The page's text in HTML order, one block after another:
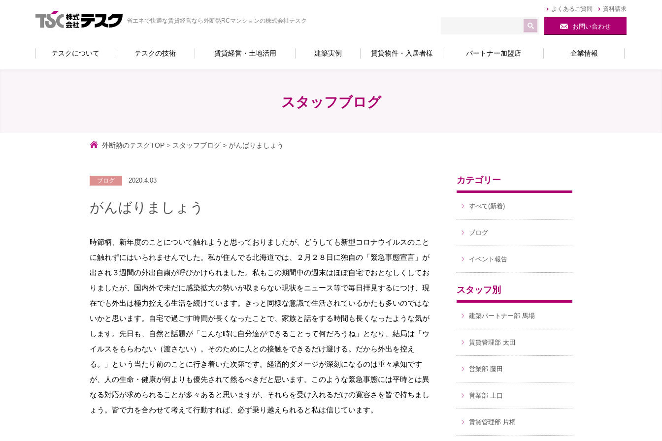
省エネで快適な賃貸経営なら外断熱RCマンションの株式会社テスク
資料請求
よくあるご質問
お問い合わせ
テスクについて テスクの技術 賃貸経営・土地活用 建築実例 賃貸物件・入居者様 パートナー加盟店 企業情報
スタッフブログ
外断熱のテスクTOP > スタッフブログ > がんばりましょう
カテゴリー
すべて(新着)
ブログ
イベント報告
スタッフ別
建築パートナー部 馬場
賃貸管理部 太田
営業部 藤田
営業部 上口
賃貸管理部 片桐
ブログ 2020.4.03
がんばりましょう
時節柄、新年度のことについて触れようと思っておりましたが、どうしても新型コロナウイルスのこと
に触れずにはいられませんでした。私が住んでる北海道では、２月２８日に独自の「緊急事態宣言」が
出され３週間の外出自粛が呼びかけられました。私もこの期間中の週末はほぼ自宅でおとなしくしてお
りましたが、国内外で未だに感染拡大の勢いが収まらない現状をニュース等で毎日拝見するにつけ、現
在でも外出は極力控える生活を続けています。きっと同様な意識で生活されているかたも多いのではな
いかと思います。自宅で過ごす時間が長くなったことで、家族と話をする時間も長くなったような気が
します。先日も、自然と話題が「こんな時に自分達ができることって何だろうね」となり、結局は「ウ
イルスをもらわない（渡さない）。そのために人との接触をできるだけ避ける。だから外出を控え
る。」という当たり前のことに行き着いた次第です。経済的ダメージが深刻になるのは重々承知です
が、人の生命・健康が何よりも優先されて然るべきだと思います。このような緊急事態には平時とは異
なる対応が求められることが多々あると思いますが、それらを受け入れるだけの寛容さを皆で持ちまし
ょう。皆で力を合わせて考えて行動すれば、必ず乗り越えられると私は信じています。